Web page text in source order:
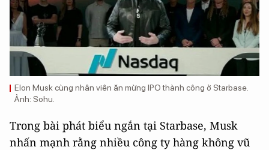
Elon Musk cùng nhân viên ăn mừng IPO thành công ở Starbase.
Ảnh: Sohu.
Trong bài phát biểu ngắn tại Starbase, Musk
nhấn mạnh rằng nhiều công ty hàng không vũ